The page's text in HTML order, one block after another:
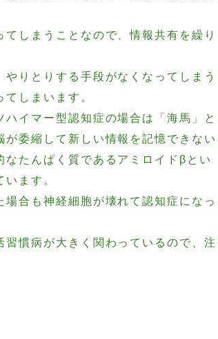
しまうことなので、情報共有を繰り
りとりする手段がなくなってしまう
しまいます。
イマー型認知症の場合は「海馬」と
委縮して新しい情報を記憶できない
たんぱく質であるアミロイドβとい
ます。
合も神経細胞が壊れて認知症になっ
慣病が大きく関わっているので、注